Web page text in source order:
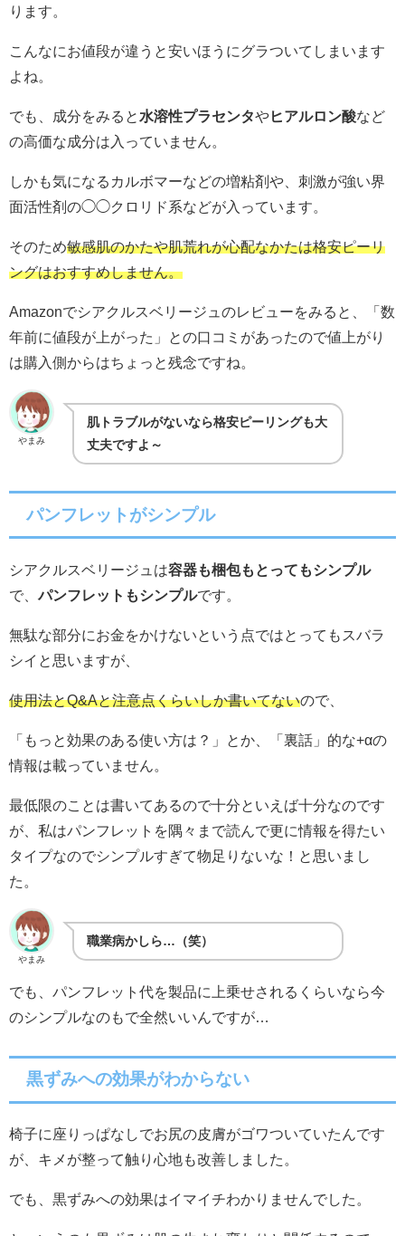
ります。
こんなにお値段が違うと安いほうにグラついてしまいます
よね。
でも、成分をみると 水溶性プラセンタやヒアルロン酸など
の高価な成分は入っていません。
しかも気になるカルボマーなどの増粘剤や、刺激が強い界
面活性剤の◯◯クロリド系などが入っています。
そのため敏感肌のかたや肌荒れが心配なかたは格安ピーリ
ングはおすすめしません。
Amazonでシアクルスベリージュのレビューをみると、「数
年前に値段が上がった」との口コミがあったので値上がり
は購入側からはちょっと残念ですね。
やまみ
肌トラブルがないなら格安ピーリングも大
丈夫ですよ～
パンフレットがシンプル
シアクルスベリージュは容器も梱包もとってもシンプル
で、 パンフレットもシンプルです。
無駄な部分にお金をかけないという点ではとってもスバラ
シイと思いますが、
使用法とQ&Aと注意点くらいしか書いてないので、
「もっと効果のある使い方は？」とか、「裏話」的な+αの
情報は載っていません。
最低限のことは書いてあるので十分といえば十分なのです
が、私はパンフレットを隅々まで読んで更に情報を得たい
タイプなのでシンプルすぎて物足りないな！と思いまし
た。
やまみ
職業病かしら…（笑）
でも、パンフレット代を製品に上乗せされるくらいなら今
のシンプルなのもで全然いいんですが…
黒ずみへの効果がわからない
椅子に座りっぱなしでお尻の皮膚がゴワついていたんです
が、キメが整って触り心地も改善しました。
でも、黒ずみへの効果はイマイチわかりませんでした。